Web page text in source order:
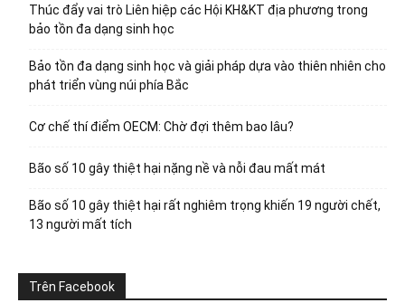
Thúc đẩy vai trò Liên hiệp các Hội KH&KT địa phương trong
bảo tồn đa dạng sinh học
Bảo tồn đa dạng sinh học và giải pháp dựa vào thiên nhiên cho
phát triển vùng núi phía Bắc
Cơ chế thí điểm OECM: Chờ đợi thêm bao lâu?
Bão số 10 gây thiệt hại nặng nề và nỗi đau mất mát
Bão số 10 gây thiệt hại rất nghiêm trọng khiến 19 người chết,
13 người mất tích
Trên Facebook